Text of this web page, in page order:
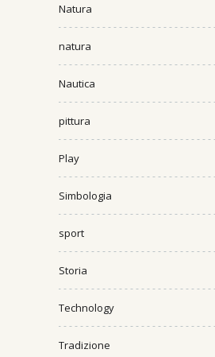
Natura
natura
Nautica
pittura
Play
Simbologia
sport
Storia
Technology
Tradizione